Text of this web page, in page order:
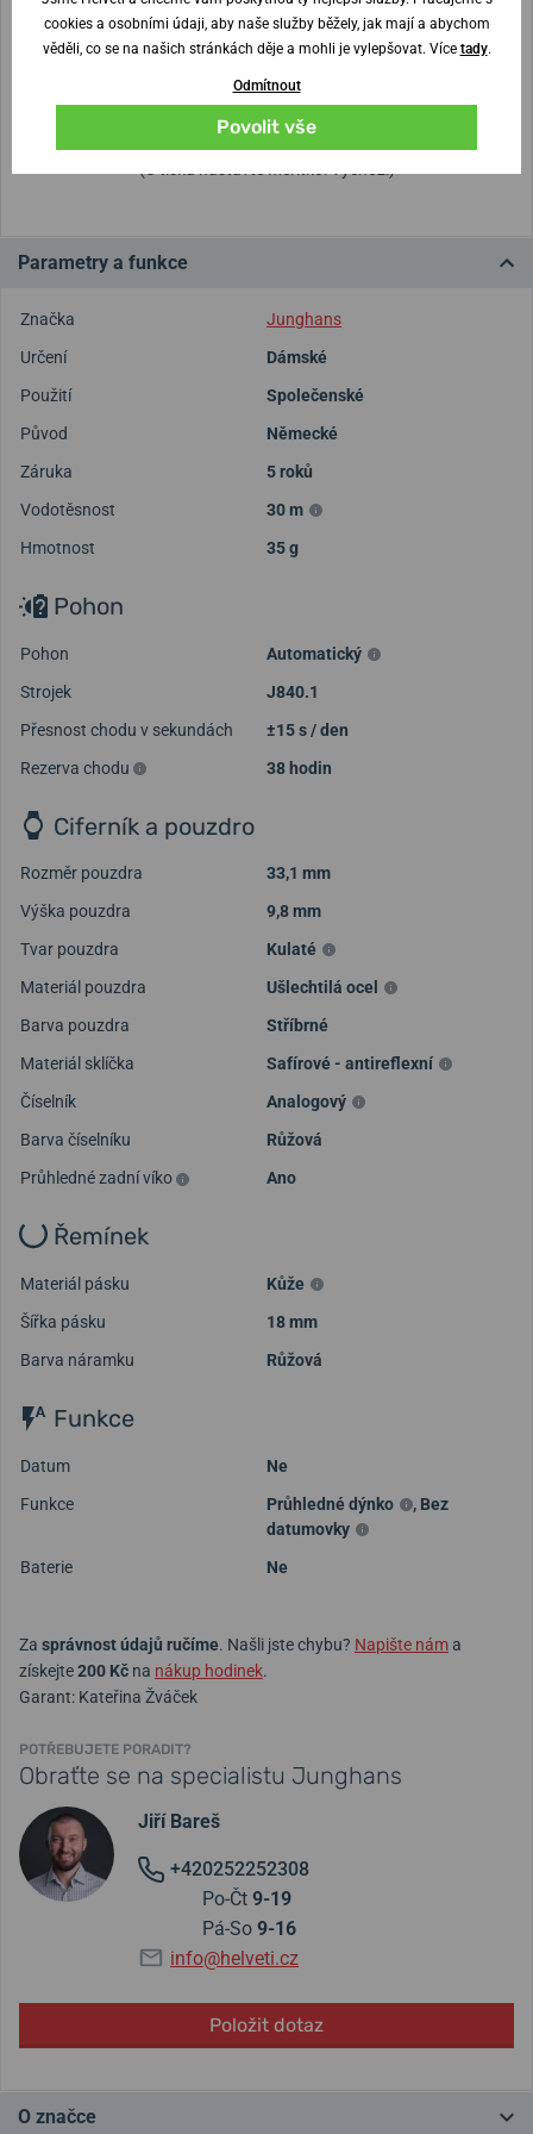
Nejste si jisti velikostí?
Vytisknout vzory velikostí
Parametry a funkce
Značka
Junghans
Určení
Dámské
Použití
Společenské
Původ
Německé
Záruka
5 roků
Vodotěsnost
30 m
Hmotnost
35 g
Pohon
Pohon
Automatický
Strojek
J840.1
Přesnost chodu v sekundách
±15 s / den
Rezerva chodu
38 hodin
Ciferník a pouzdro
Rozměr pouzdra
33,1 mm
Výška pouzdra
9,8 mm
Tvar pouzdra
Kulaté
Materiál pouzdra
Ušlechtilá ocel
Barva pouzdra
Stříbrné
Materiál sklíčka
Safírové - antireflexní
Číselník
Analogový
Barva číselníku
Růžová
Průhledné zadní víko
Ano
Řemínek
Materiál pásku
Kůže
Šířka pásku
18 mm
Barva náramku
Růžová
Funkce
Datum
Ne
Funkce
Průhledné dýnko , Bez
datumovky
Baterie
Ne
Za správnost údajů ručíme. Našli jste chybu? Napište náma
získejte200 Kč na nákup hodinek.
Garant: Kateřina Žváček
POTŘEBUJETE PORADIT?
Obraťte se na specialistu Junghans
Jiří Bareš
+420252252308
Po-Čt 9-19
Pá-So 9-16
info@helveti.cz
Položit dotaz
O značce
cookies a osobními údaji, aby naše služby běžely, jak mají a abychom
věděli, co se na našich stránkách děje a mohli je vylepšovat. Více tady.
Odmítnout
Povolit vše